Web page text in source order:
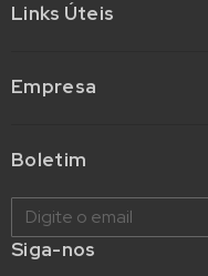
Links Úteis
Empresa
Boletim
Siga-nos